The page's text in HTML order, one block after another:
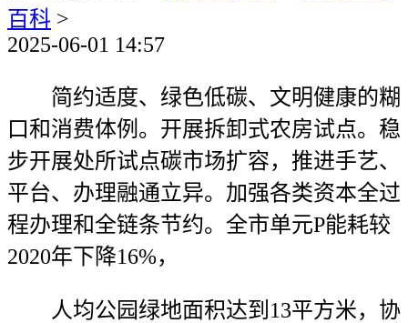
百科 >
2025-06-01 14:57
简约适度、绿色低碳、文明健康的糊
口和消费体例。开展拆卸式农房试点。稳
步开展处所试点碳市场扩容，推进手艺、
平台、办理融通立异。加强各类资本全过
程办理和全链条节约。全市单元P能耗较
2020年下降16%，
人均公园绿地面积达到13平方米，协